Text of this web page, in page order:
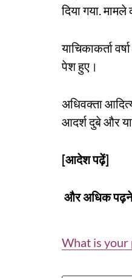
दिया गया.
याचिकाकर्ता
पेश हुए।
अधिवक्ता
आदर्श दुबे और
[आदेश पढ़ें]
और अधिक पढ़ने
What is your